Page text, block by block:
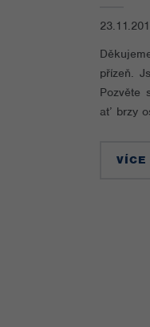
přízeň.
Pozvěte
ať brzy
VÍCE